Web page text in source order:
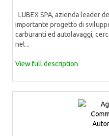
LUBEX SPA, azienda leader
importante progetto di
carburanti ed autolavaggi,
nel...
View full description